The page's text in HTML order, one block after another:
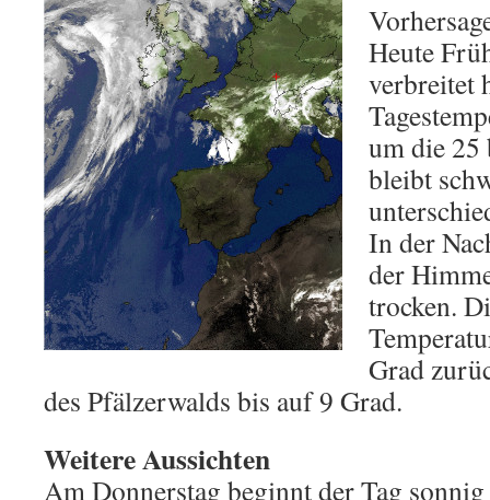
Heute
verbreitet
um die 25
bleibt
In der
der
trocken.
Grad
des Pfälzerwalds bis auf 9 Grad.
Weitere Aussichten
Am Donnerstag beginnt der Tag